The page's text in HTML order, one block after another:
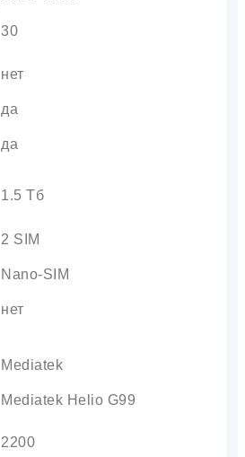
30
нет
да
да
1.5 Тб
2 SIM
Nano-SIM
нет
Mediatek
Mediatek Helio G99
2200